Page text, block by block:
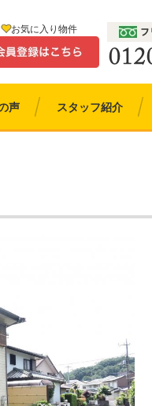
お気に入り物件
声 スタッフ紹介